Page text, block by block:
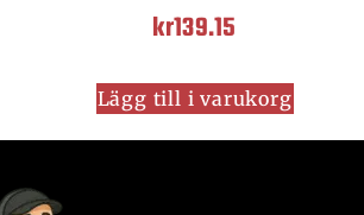
kr139.15
Lägg till i varukorg